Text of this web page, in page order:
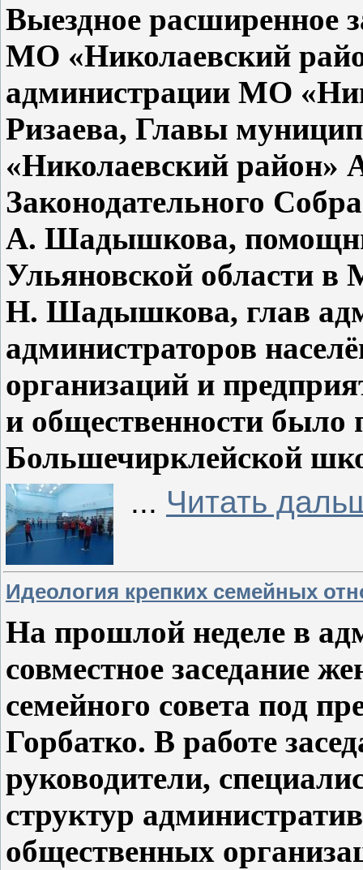
Выездное расширенное
МО «Николаевский
администрации МО
Ризаева, Главы
«Николаевский район»
Законодательного
А. Шадышкова,
Ульяновской области
Н. Шадышкова, глав
администраторов
организаций и
и общественности было
Большечирклейской
... Читать
Идеология крепких семейных
На прошлой неделе в
совместное заседание
семейного совета под
Горбатко. В работе
руководители,
структур
общественных